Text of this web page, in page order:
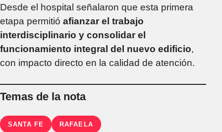
Desde el hospital señalaron que esta primera
etapa permitió afianzar el trabajo
interdisciplinario y consolidar el
funcionamiento integral del nuevo edificio,
con impacto directo en la calidad de atención.
Temas de la nota
SANTA FE RAFAELA